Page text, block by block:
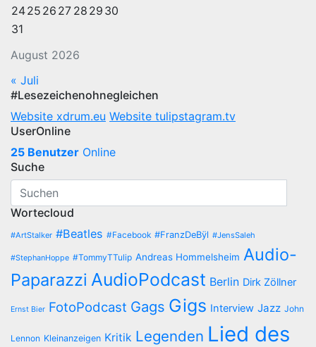
August 2026
2425 26 27 28 29 30
31
« Juli
#Lesezeichenohnegleichen
Website xdrum.eu Website tulipstagram.tv
UserOnline
25 Benutzer Online
Suche
Wortecloud
#ArtStalker #Beatles #Facebook #FranzDeBÿl #JensSaleh
#StephanHoppe #TommyTTulip Andreas Hommelsheim Audio-
Paparazzi AudioPodcast Berlin Dirk Zöllner
Ernst Bier FotoPodcast Gags Gigs Interview Jazz John
Lennon Kleinanzeigen Kritik Legenden Lied des